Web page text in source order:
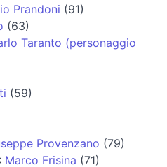
Prandoni (91)
(63)
Taranto (personaggio
(59)
Provenzano (79)
: Marco Frisina (71)